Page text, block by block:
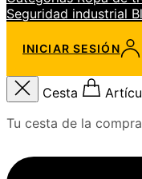
Seguridad industrial
INICIAR SESIÓN
Cesta
Tu cesta de la